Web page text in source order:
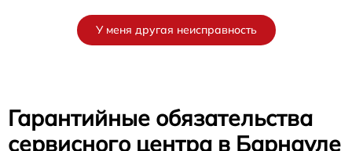
У меня другая неисправность
Гарантийные обязательства
сервисного центра в Барнауле